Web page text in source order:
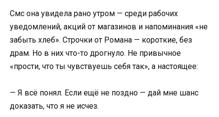
Смс она увидела рано утром — среди рабочих
уведомлений, акций от магазинов и напоминания «не
забыть хлеб». Строчки от Романа — короткие, без
драм. Но в них что-то дрогнуло. Не привычное
«прости, что ты чувствуешь себя так», а настоящее:
— Я всё понял. Если ещё не поздно — дай мне шанс
доказать, что я не исчез.